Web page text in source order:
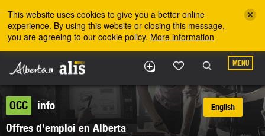
This website uses cookies to give you a better online
experience. By using this website or closing this message,
you are agreeing to our cookie policy. More information
MENU
OCC
info
Offres d’emploi en Alberta
English